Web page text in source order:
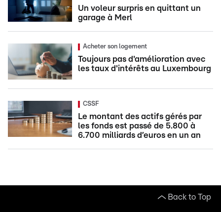
Un voleur surpris en quittant un
garage à Merl
Acheter son logement
Toujours pas d'amélioration avec
les taux d'intérêts au Luxembourg
CSSF
Le montant des actifs gérés par
les fonds est passé de 5.800 à
6.700 milliards d’euros en un an
Back to Top